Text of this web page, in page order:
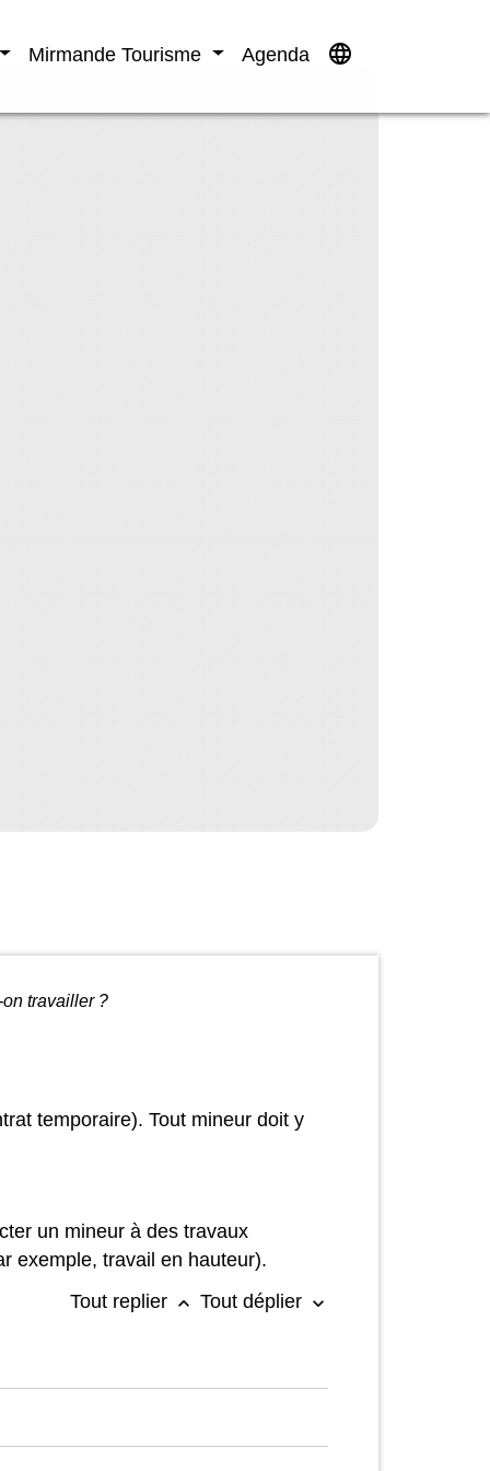
Mirmande Tourisme Agenda language
travailler ?
temporaire). Tout mineur doit y
un mineur à des travaux
exemple, travail en hauteur).
Tout replier keyboard_arrow_up Tout déplier keyboard_arrow_down